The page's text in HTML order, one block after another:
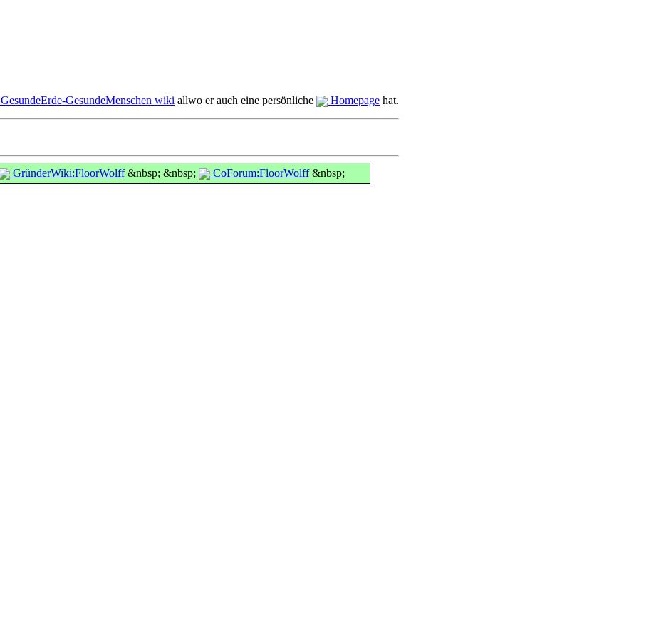
GesundeErde-GesundeMenschen wiki allwo er auch eine persönliche Homepage hat.
GründerWiki:FloorWolff&nbsp; &nbsp; CoForum:FloorWolff&nbsp;